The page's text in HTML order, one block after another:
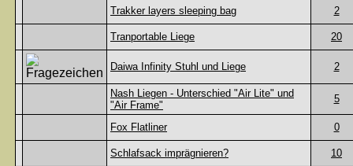
Trakker layers sleeping bag 2
Tranportable Liege 20
Daiwa Infinity Stuhl und Liege 2
Nash Liegen - Unterschied "Air Lite" und
"Air Frame"
5
Fox Flatliner 0
Schlafsack imprägnieren? 10